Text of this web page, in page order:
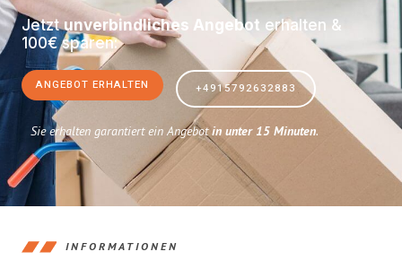
Jetztunverbindliches Angebot erhalten &
100€ sparen:
ANGEBOT ERHALTEN +4915792632883
Sie erhalten garantiert ein Angebotin unter 15 Minuten.
INFORMATIONEN